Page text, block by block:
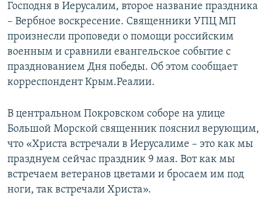
Господня в Иерусалим, второе название праздника
– Вербное воскресение. Священники УПЦ МП
произнесли проповеди о помощи российским
военным и сравнили евангельское событие с
празднованием Дня победы. Об этом сообщает
корреспондент Крым.Реалии.
В центральном Покровском соборе на улице
Большой Морской священник пояснил верующим,
что «Христа встречали в Иерусалиме – это как мы
празднуем сейчас праздник 9 мая. Вот как мы
встречаем ветеранов цветами и бросаем им под
ноги, так встречали Христа».